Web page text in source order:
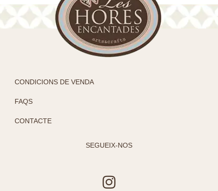
CONDICIONS DE VENDA
FAQS
CONTACTE
SEGUEIX-NOS
I